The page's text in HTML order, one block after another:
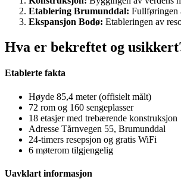
Etablering Brumunddal: Fullføringen
Ekspansjon Bodø: Etableringen av
Hva er bekreftet og
Etablerte fakta
Høyde 85,4 meter (offisielt målt)
72 rom og 160 sengeplasser
18 etasjer med trebærende konstruksjon
Adresse Tårnvegen 55, Brumunddal
24-timers resepsjon og gratis WiFi
6 møterom tilgjengelig
Uavklart informasjon